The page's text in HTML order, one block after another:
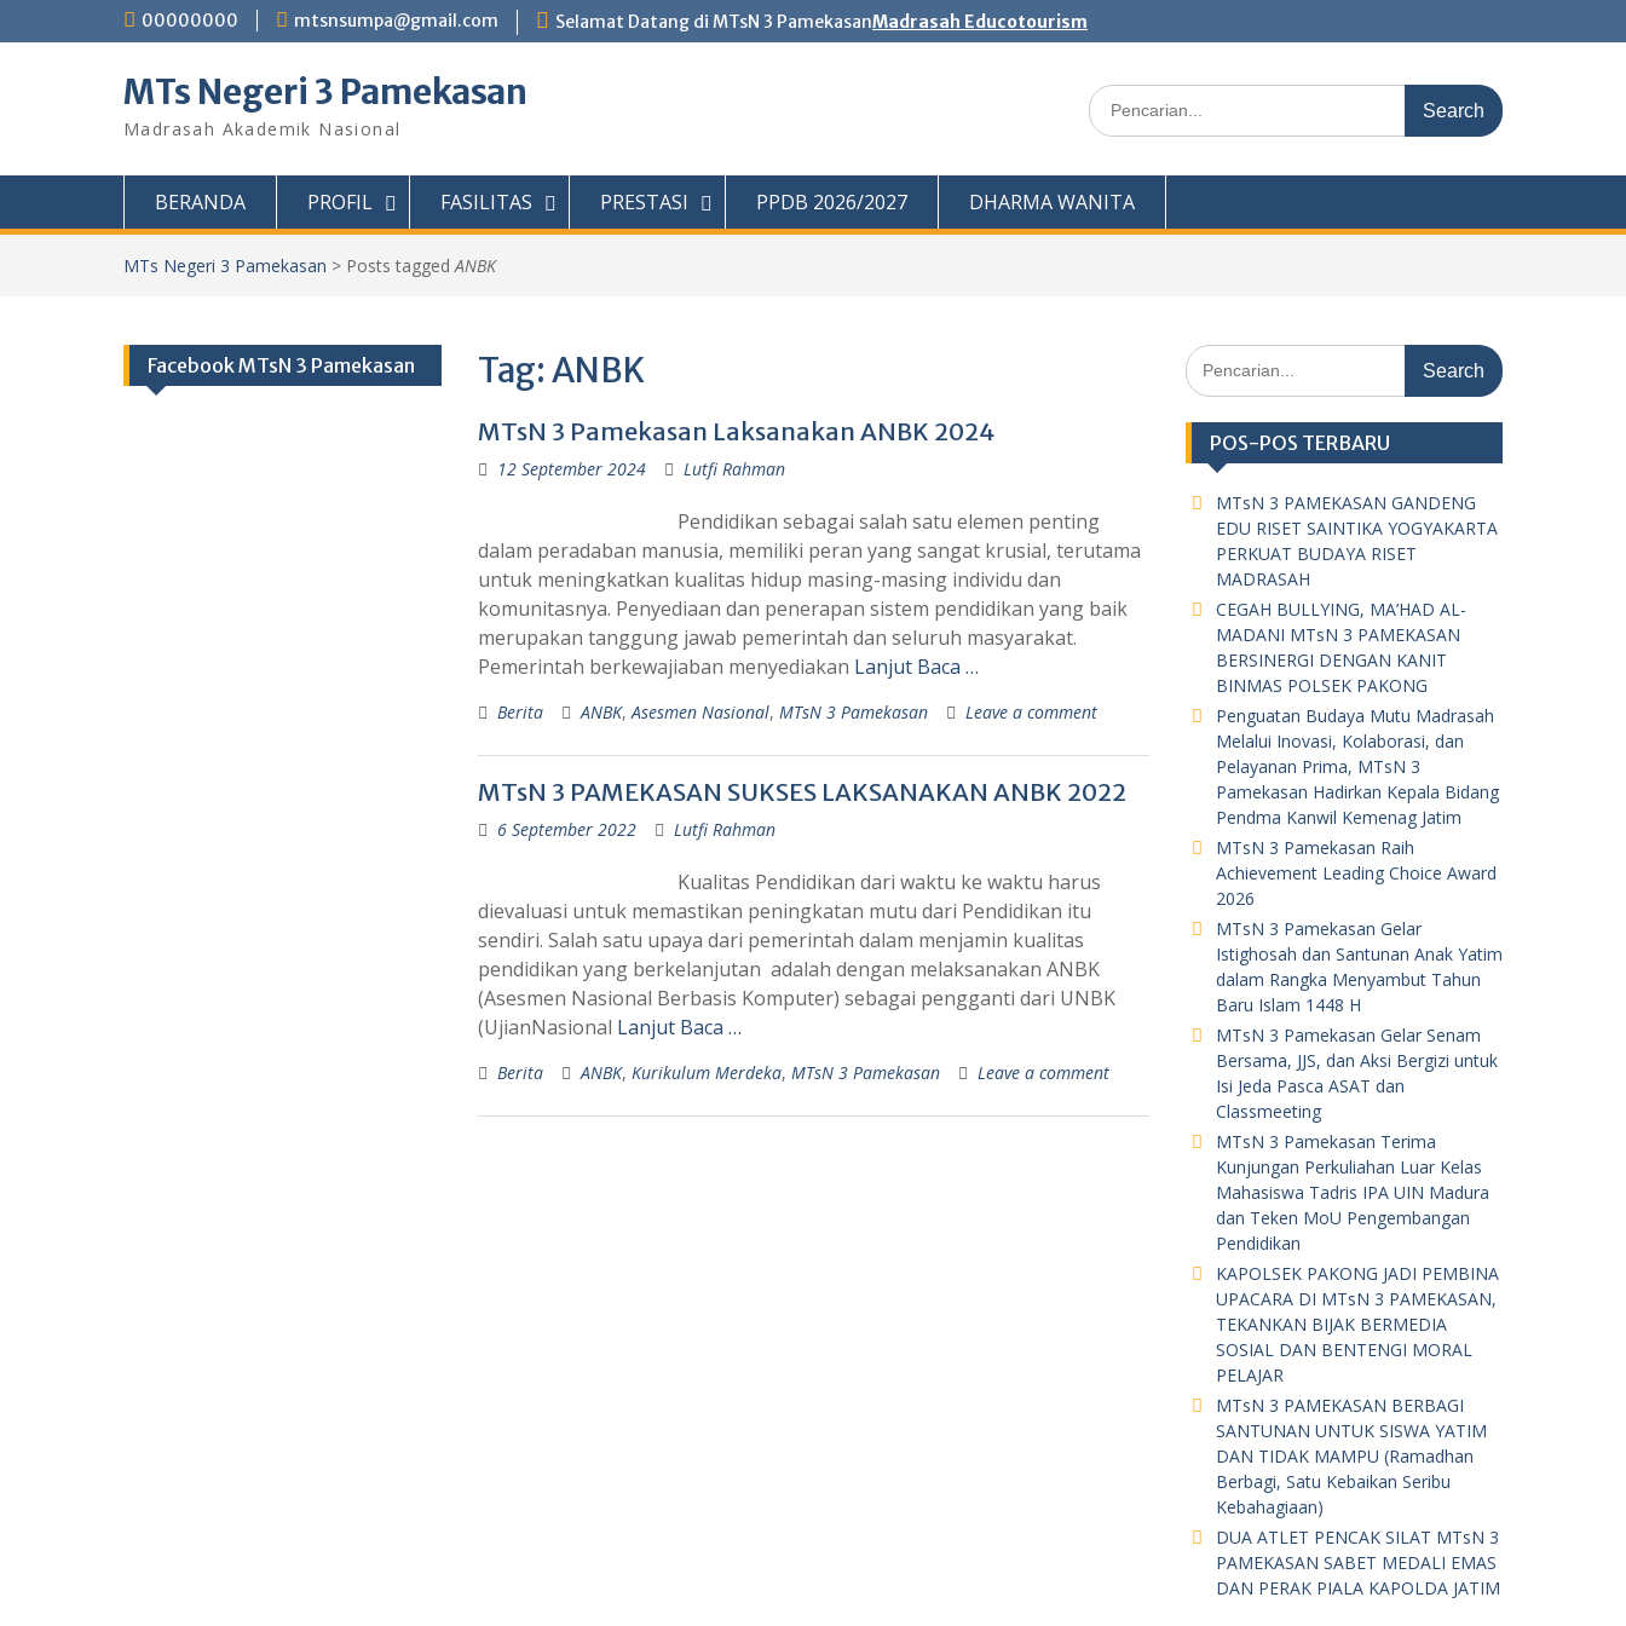
to
00000000 mtsnsumpa@gmail.com Selamat Datang di MTsN 3 PamekasanMadrasah Educotourism
MTs Negeri 3 Pamekasan
Madrasah Akademik Nasional
Search
for:
BERANDA PROFIL FASILITAS PRESTASI PPDB 2026/2027 DHARMA WANITA
MTs Negeri 3 Pamekasan > Posts taggedANBK
Tag:ANBK
MTsN 3 Pamekasan Laksanakan ANBK 2024
12 September 2024 Lutfi Rahman
Pendidikan sebagai salah satu elemen penting
dalam peradaban manusia, memiliki peran yang sangat krusial, terutama
untuk meningkatkan kualitas hidup masing-masing individu dan
komunitasnya. Penyediaan dan penerapan sistem pendidikan yang baik
merupakan tanggung jawab pemerintah dan seluruh masyarakat.
Pemerintah berkewajiaban menyediakan Lanjut Baca …
Berita ANBK,Asesmen Nasional, MTsN 3 Pamekasan Leave a comment
MTsN 3 PAMEKASAN SUKSES LAKSANAKAN ANBK 2022
6 September 2022 Lutfi Rahman
Kualitas Pendidikan dari waktu ke waktu harus
dievaluasi untuk memastikan peningkatan mutu dari Pendidikan itu
sendiri. Salah satu upaya dari pemerintah dalam menjamin kualitas
pendidikan yang berkelanjutan adalah dengan melaksanakan ANBK
(Asesmen Nasional Berbasis Komputer) sebagai pengganti dari UNBK
(UjianNasional Lanjut Baca …
Berita ANBK, Kurikulum Merdeka, MTsN 3 Pamekasan Leave a comment
Search
for:
POS-POS TERBARU
MTsN 3 PAMEKASAN GANDENG
EDU RISET SAINTIKA YOGYAKARTA
PERKUAT BUDAYA RISET
MADRASAH
CEGAH BULLYING, MA’HAD AL-
MADANI MTsN 3 PAMEKASAN
BERSINERGI DENGAN KANIT
BINMAS POLSEK PAKONG
Penguatan Budaya Mutu Madrasah
Melalui Inovasi, Kolaborasi, dan
Pelayanan Prima, MTsN 3
Pamekasan Hadirkan Kepala Bidang
Pendma Kanwil Kemenag Jatim
MTsN 3 Pamekasan Raih
Achievement Leading Choice Award
2026
MTsN 3 Pamekasan Gelar
Istighosah dan Santunan Anak Yatim
dalam Rangka Menyambut Tahun
Baru Islam 1448 H
MTsN 3 Pamekasan Gelar Senam
Bersama, JJS, dan Aksi Bergizi untuk
Isi Jeda Pasca ASAT dan
Classmeeting
MTsN 3 Pamekasan Terima
Kunjungan Perkuliahan Luar Kelas
Mahasiswa Tadris IPA UIN Madura
dan Teken MoU Pengembangan
Pendidikan
KAPOLSEK PAKONG JADI PEMBINA
UPACARA DI MTsN 3 PAMEKASAN,
TEKANKAN BIJAK BERMEDIA
SOSIAL DAN BENTENGI MORAL
PELAJAR
MTsN 3 PAMEKASAN BERBAGI
SANTUNAN UNTUK SISWA YATIM
DAN TIDAK MAMPU (Ramadhan
Berbagi, Satu Kebaikan Seribu
Kebahagiaan)
DUA ATLET PENCAK SILAT MTsN 3
PAMEKASAN SABET MEDALI EMAS
DAN PERAK PIALA KAPOLDA JATIM
Facebook MTsN 3 Pamekasan